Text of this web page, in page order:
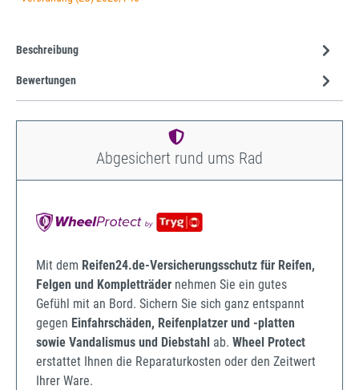
Beschreibung
Bewertungen
Abgesichert rund ums Rad
Mit dem Reifen24.de-Versicherungsschutz für Reifen,
Felgen und Kompletträder nehmen Sie ein gutes
Gefühl mit an Bord. Sichern Sie sich ganz entspannt
gegen Einfahrschäden, Reifenplatzer und -platten
sowie Vandalismus und Diebstahl ab. Wheel Protect
erstattet Ihnen die Reparaturkosten oder den Zeitwert
Ihrer Ware.